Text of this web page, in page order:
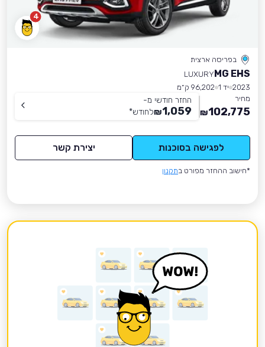
4
בפריסה ארצית
MG EHS
LUXURY
2023 יד 1
96,202 ק״מ
מחיר
102,775
₪
החזר חודשי מ-
1,059
₪לחודש*
לפגישה בסוכנות יצירת קשר
*חישוב ההחזר מפורט בתקנון